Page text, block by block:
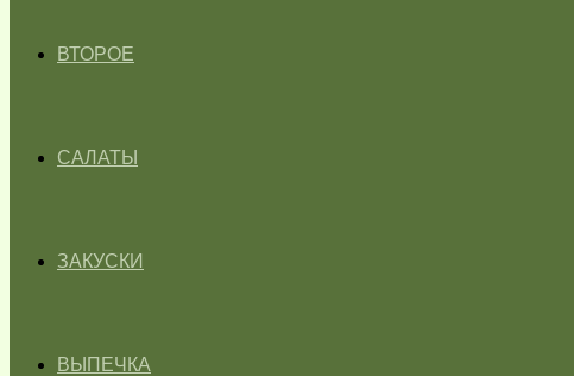
ВТОРОЕ
САЛАТЫ
ЗАКУСКИ
ВЫПЕЧКА